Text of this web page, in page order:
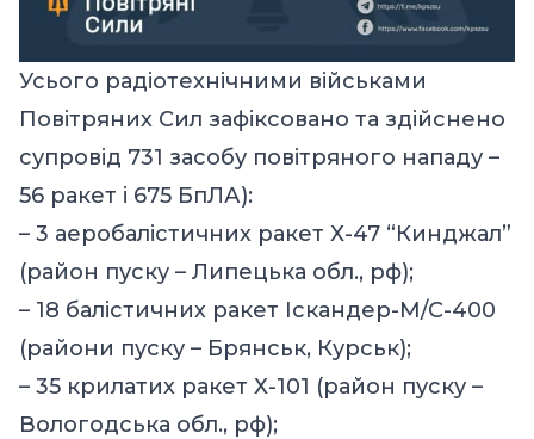
Усього радіотехнічними військами
Повітряних Сил зафіксовано та здійснено
супровід 731 засобу повітряного нападу –
56 ракет і 675 БпЛА):
– 3 аеробалістичних ракет Х-47 “Кинджал”
(район пуску – Липецька обл., рф);
– 18 балістичних ракет Іскандер-М/С-400
(райони пуску – Брянськ, Курськ);
– 35 крилатих ракет Х-101 (район пуску –
Вологодська обл., рф);